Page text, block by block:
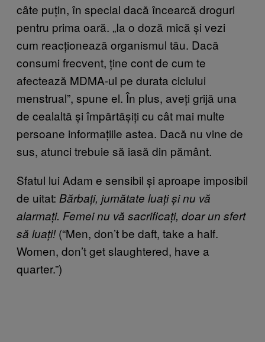
câte puțin, în special dacă încearcă droguri
pentru prima oară. „Ia o doză mică și vezi
cum reacționează organismul tău. Dacă
consumi frecvent, ține cont de cum te
afectează MDMA-ul pe durata ciclului
menstrual”, spune el. În plus, aveți grijă una
de cealaltă și împărtășiți cu cât mai multe
persoane informațiile astea. Dacă nu vine de
sus, atunci trebuie să iasă din pământ.
Sfatul lui Adam e sensibil și aproape imposibil
de uitat: Bărbați, jumătate luați și nu vă
alarmați. Femei nu vă sacrificați, doar un sfert
să luați!(“Men, don’t be daft, take a half.
Women, don’t get slaughtered, have a
quarter.”)